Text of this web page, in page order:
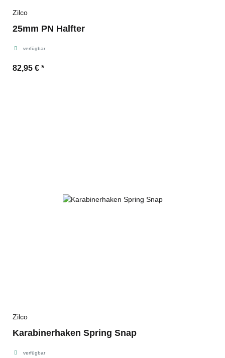
Zilco
25mm PN Halfter
verfügbar
82,95 € *
Zilco
Karabinerhaken Spring Snap
verfügbar